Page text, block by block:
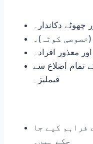
چھوٹے دکاندار۔
کوٹہ)۔
معذور افراد۔
تمام اضلاع سے
فیملیز۔
ہزار قرضے فراہم کیے جا
چکے ہیں۔